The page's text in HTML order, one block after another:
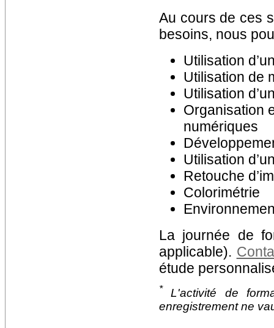
Au cours de ces
besoins, nous
Utilisation
Utilisation de
Utilisation
Organisation
numériques
Utilisation
Retouche
Colorimétrie
La journée de
applicable).
étude
*
L'activité de
enregistrement ne